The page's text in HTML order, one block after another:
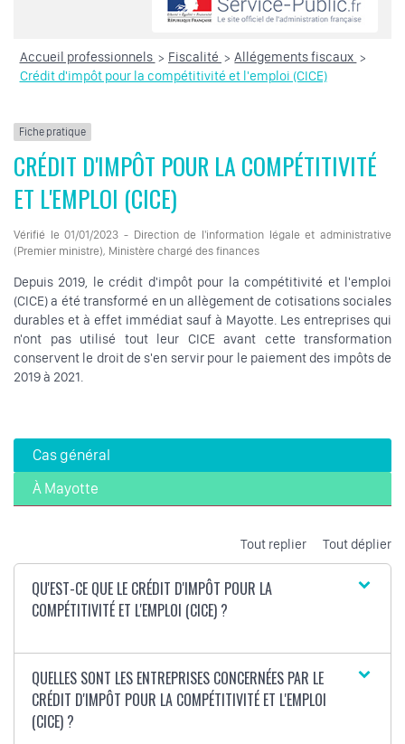
Accueil professionnels > Fiscalité > Allégements fiscaux >
Crédit d'impôt pour la compétitivité et l'emploi (CICE)
Fiche pratique
CRÉDIT D'IMPÔT POUR LA COMPÉTITIVITÉ
ET L'EMPLOI (CICE)
Vérifié le 01/01/2023 - Direction de l'information légale et administrative
(Premier ministre), Ministère chargé des finances
Depuis 2019, le crédit d'impôt pour la compétitivité et l'emploi
(CICE) a été transformé en un allègement de cotisations sociales
durables et à effet immédiat sauf à Mayotte. Les entreprises qui
n'ont pas utilisé tout leur CICE avant cette transformation
conservent le droit de s'en servir pour le paiement des impôts de
2019 à 2021.
Cas général
À Mayotte
Tout replier Tout déplier
QU'EST-CE QUE LE CRÉDIT D'IMPÔT POUR LA
COMPÉTITIVITÉ ET L'EMPLOI (CICE) ?
QUELLES SONT LES ENTREPRISES CONCERNÉES PAR LE
CRÉDIT D'IMPÔT POUR LA COMPÉTITIVITÉ ET L'EMPLOI
(CICE) ?